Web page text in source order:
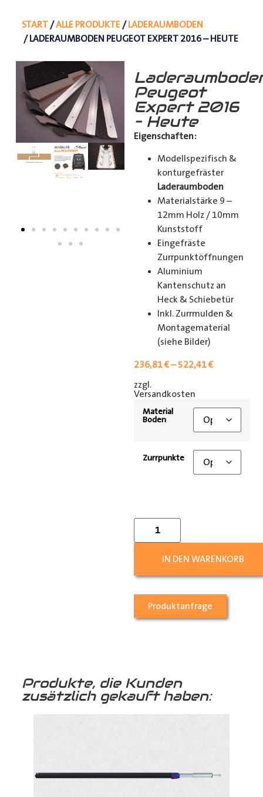
START/ALLE PRODUKTE/LADERAUMBODEN
/ LADERAUMBODEN PEUGEOT EXPERT 2016 – HEUTE
Peugeot
Expert 2016
– Heute
Eigenschaften:
Modellspezifisch &
konturgefräster
Laderaumboden
Materialstärke 9 –
12mm Holz / 10mm
Kunststoff
Eingefräste
Zurrpunktöffnungen
Aluminium
Kantenschutz an
Heck & Schiebetür
Inkl. Zurrmulden &
Montagematerial
(siehe Bilder)
236,81€–522,41€
zzgl.
Versandkosten
Material
Boden
Zurrpunkte
IN DEN WARENKORB
Produktanfrage
Produkte, die Kunden
zusätzlich gekauft haben: